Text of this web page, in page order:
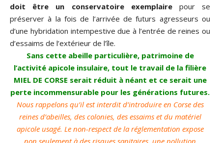
doit être un conservatoire exemplairepour se
préserver à la fois de l’arrivée de futurs agresseurs ou
d’une hybridation intempestive due à l’entrée de reines ou
d’essaims de l’extérieur de l’île.
Sans cette abeille particulière, patrimoine de
l’activité apicole insulaire, tout le travail de la filière
MIEL DE CORSE serait réduit à néant et ce serait une
perte incommensurable pour les générations futures.
Nous rappelons qu’il est interdit d’introduire en Corse des
reines d’abeilles, des colonies, des essaims et du matériel
apicole usagé. Le non-respect de la réglementation expose